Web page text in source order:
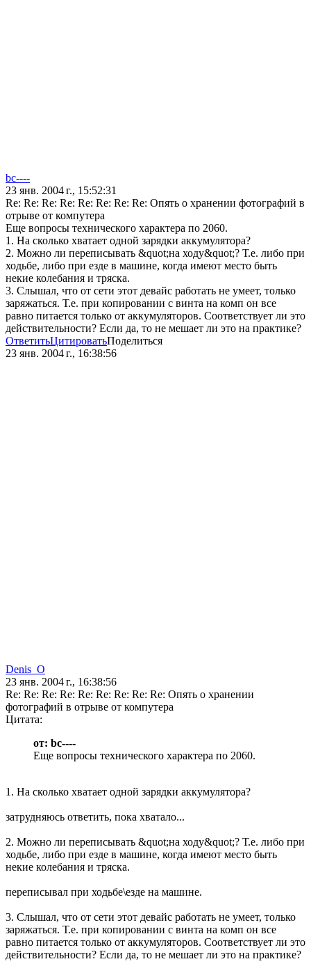
bc----
23 янв. 2004 г., 15:52:31
Re: Re: Re: Re: Re: Re: Re: Re: Опять о хранении фотографий в
отрыве от компутера
Еще вопросы технического характера по 2060.
1. На сколько хватает одной зарядки аккумулятора?
2. Можно ли переписывать &quot;на ходу&quot;? Т.е. либо при
ходьбе, либо при езде в машине, когда имеют место быть
некие колебания и тряска.
3. Слышал, что от сети этот девайс работать не умеет, только
заряжаться. Т.е. при копировании с винта на комп он все
равно питается только от аккумуляторов. Соответствует ли это
действительности? Если да, то не мешает ли это на практике?
ОтветитьЦитироватьПоделиться
23 янв. 2004 г., 16:38:56
Denis_O
23 янв. 2004 г., 16:38:56
Re: Re: Re: Re: Re: Re: Re: Re: Re: Опять о хранении
фотографий в отрыве от компутера
Цитата:
от: bc----
Еще вопросы технического характера по 2060.
1. На сколько хватает одной зарядки аккумулятора?
затрудняюсь ответить, пока хватало...
2. Можно ли переписывать &quot;на ходу&quot;? Т.е. либо при
ходьбе, либо при езде в машине, когда имеют место быть
некие колебания и тряска.
переписывал при ходьбе\езде на машине.
3. Слышал, что от сети этот девайс работать не умеет, только
заряжаться. Т.е. при копировании с винта на комп он все
равно питается только от аккумуляторов. Соответствует ли это
действительности? Если да, то не мешает ли это на практике?